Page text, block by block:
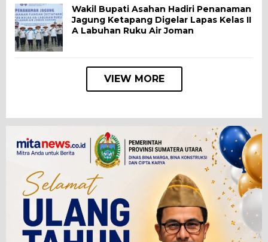
Wakil Bupati Asahan Hadiri Penanaman
Jagung Ketapang Digelar Lapas Kelas II
A Labuhan Ruku Air Joman
VIEW MORE